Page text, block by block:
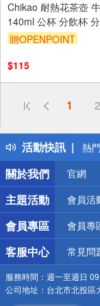
Chikao 耐熱花茶壺
140ml 公杯 分飲杯
合玻璃器皿
贈OPENPOINT
$115
1 2
活動快訊
偏
得
熱
銀
偏
詐
關於我們
官網
主題活動 會員活
會員專區 會員專
客服中心 常見問
服務時間： 週一至週日
公司地址： 台北市北投區